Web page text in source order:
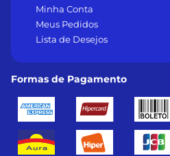
Minha Conta
Meus Pedidos
Lista de Desejos
Formas de Pagamento